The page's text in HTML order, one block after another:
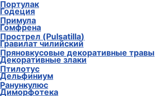
Портулак
Примула
Прострел (Pulsatilla)
Пряновкусовые декоративные травы
Птилотус
Ранункулюс
Годеция
Гомфрена
Гравилат чилийский
Декоративные злаки
Дельфиниум
Диморфотека